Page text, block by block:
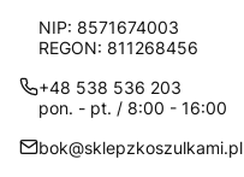
NIP: 8571674003
REGON: 811268456
+48 538 536 203
pon. - pt. / 8:00 - 16:00
bok@sklepzkoszulkami.pl